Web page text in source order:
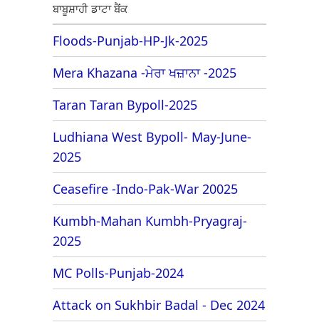
ਬਾਬੂਸ਼ਾਹੀ ਡਾਟਾ ਬੈਂਕ
Floods-Punjab-HP-Jk-2025
Mera Khazana -ਮੇਰਾ ਖਜ਼ਾਨਾ -2025
Taran Taran Bypoll-2025
Ludhiana West Bypoll- May-June-
2025
Ceasefire -Indo-Pak-War 20025
Kumbh-Mahan Kumbh-Pryagraj-
2025
MC Polls-Punjab-2024
Attack on Sukhbir Badal - Dec 2024